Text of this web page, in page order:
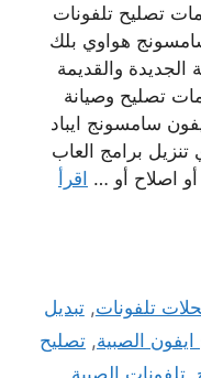
تصليح تلفونات
هواوي بلك
الجديدة والقديمة
تصليح وصيانة
سامسونج ايباد
برامج العاب
اصلاح أو … اقرأ
تلفونات,تبديل
الصبية, تصليح